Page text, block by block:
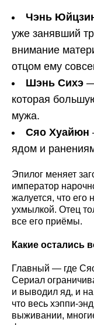
Чэнь
уже занявший
внимание
отцом ему
Шэнь Сихэ
которая
мужа.
Сяо Хуайюн
ядом и
Эпилог меняет
император
жалуется, что его
ухмылкой. Отец
все его приёмы.
Какие остались
Главный — где
Сериал
и выводил яд, и
что весь хэппи-
выживании,